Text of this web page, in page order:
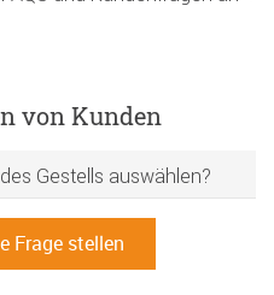
von Kunden
Gestells auswählen?
Frage stellen